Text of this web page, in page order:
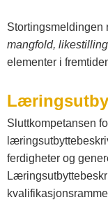
Stortingsmeldingen
mangfold,
elementer i
Sluttkompetansen
ferdigheter og